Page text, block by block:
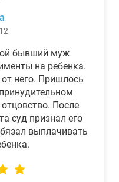
бывший муж
на ребенка.
него. Пришлось
После
суд признал его
выплачивать